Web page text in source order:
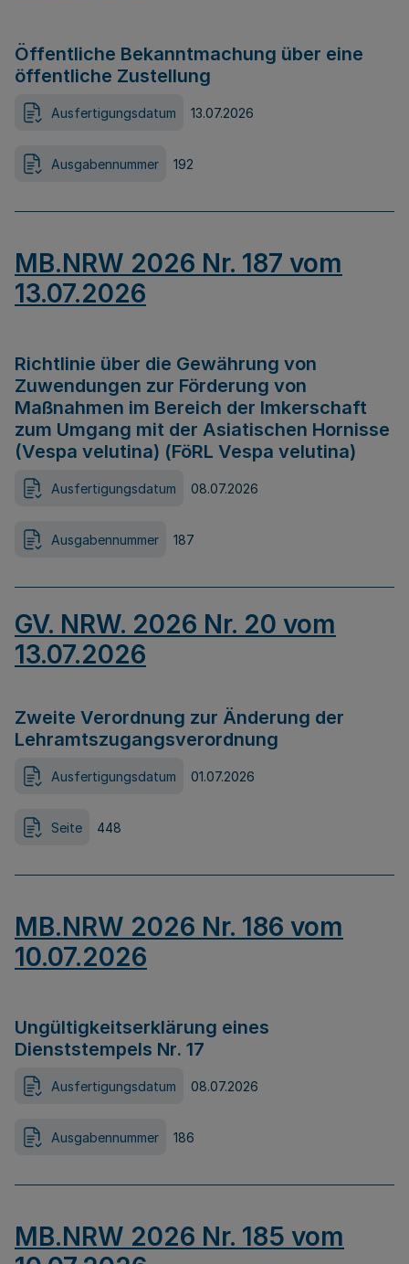
Öffentliche Bekanntmachung über eine
öffentliche Zustellung
Ausfertigungsdatum 13.07.2026
Ausgabennummer 192
MB.NRW 2026 Nr. 187 vom
13.07.2026
Richtlinie über die Gewährung von
Zuwendungen zur Förderung von
Maßnahmen im Bereich der Imkerschaft
zum Umgang mit der Asiatischen Hornisse
(Vespa velutina) (FöRL Vespa velutina)
Ausfertigungsdatum 08.07.2026
Ausgabennummer 187
GV. NRW. 2026 Nr. 20 vom
13.07.2026
Zweite Verordnung zur Änderung der
Lehramtszugangsverordnung
Ausfertigungsdatum 01.07.2026
Seite 448
MB.NRW 2026 Nr. 186 vom
10.07.2026
Ungültigkeitserklärung eines
Dienststempels Nr. 17
Ausfertigungsdatum 08.07.2026
Ausgabennummer 186
MB.NRW 2026 Nr. 185 vom